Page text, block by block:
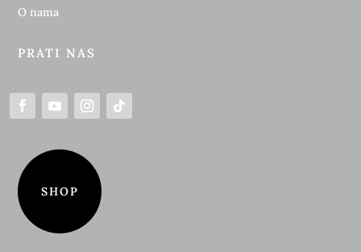
O nama
PRATI NAS
SHOP